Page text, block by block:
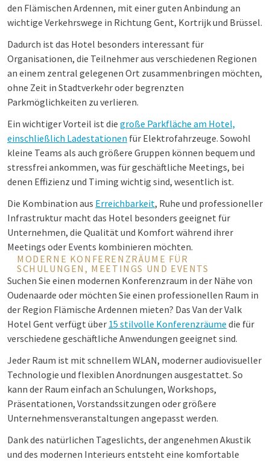
den Flämischen Ardennen, mit einer guten Anbindung an
wichtige Verkehrswege in Richtung Gent, Kortrijk und Brüssel.
Dadurch ist das Hotel besonders interessant für
Organisationen, die Teilnehmer aus verschiedenen Regionen
an einem zentral gelegenen Ort zusammenbringen möchten,
ohne Zeit in Stadtverkehr oder begrenzten
Parkmöglichkeiten zu verlieren.
Ein wichtiger Vorteil ist die große Parkfläche am Hotel,
einschließlich Ladestationen für Elektrofahrzeuge. Sowohl
kleine Teams als auch größere Gruppen können bequem und
stressfrei ankommen, was für geschäftliche Meetings, bei
denen Effizienz und Timing wichtig sind, wesentlich ist.
Die Kombination aus Erreichbarkeit, Ruhe und professioneller
Infrastruktur macht das Hotel besonders geeignet für
Unternehmen, die Qualität und Komfort während ihrer
Meetings oder Events kombinieren möchten.
MODERNE KONFERENZRÄUME FÜR
SCHULUNGEN, MEETINGS UND EVENTS
Suchen Sie einen modernen Konferenzraum in der Nähe von
Oudenaarde oder möchten Sie einen professionellen Raum in
der Region Flämische Ardennen mieten? Das Van der Valk
Hotel Gent verfügt über 15 stilvolle Konferenzräume die für
verschiedene geschäftliche Anwendungen geeignet sind.
Jeder Raum ist mit schnellem WLAN, moderner audiovisueller
Technologie und flexiblen Anordnungen ausgestattet. So
kann der Raum einfach an Schulungen, Workshops,
Präsentationen, Vorstandssitzungen oder größere
Unternehmensveranstaltungen angepasst werden.
Dank des natürlichen Tageslichts, der angenehmen Akustik
und des modernen Interieurs entsteht eine komfortable